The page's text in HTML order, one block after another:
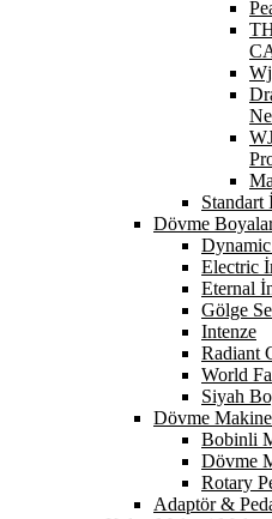
Standart
Dövme
Electric
Eternal
Gölge
Intenze
Radiant
World
Siyah
Dövme
Bobinli
Dövme
Rotary
Adaptör &